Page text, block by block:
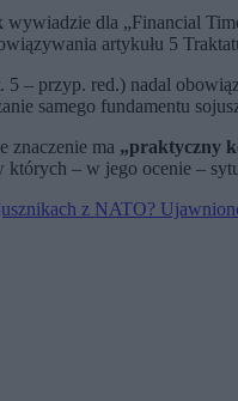
dla „Financial
artykułu 5
5 – przyp. red.) nadal
samego fundamentu
znaczenie ma „praktyczny
których – w jego ocenie –
z NATO?